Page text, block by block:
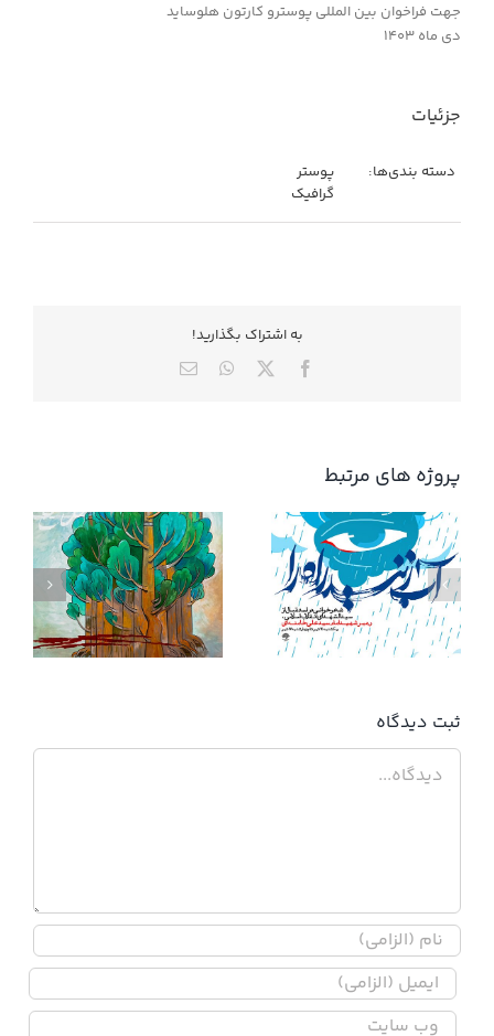
جهت فراخوان بین المللی پوسترو کارتون هلوساید
دی ماه ۱۴۰۳
جزئیات
دسته بندی‌ها:
پوستر
گرافیک
به اشتراك بگذاريد!
Facebook
X
WhatsApp
ایمیل
پروژه های مرتبط
آب زنید راه را
ثبت ديدگاه
دیدگاه